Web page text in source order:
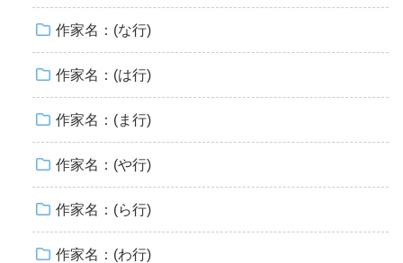
作家名：(な行)
作家名：(は行)
作家名：(ま行)
作家名：(や行)
作家名：(ら行)
作家名：(わ行)